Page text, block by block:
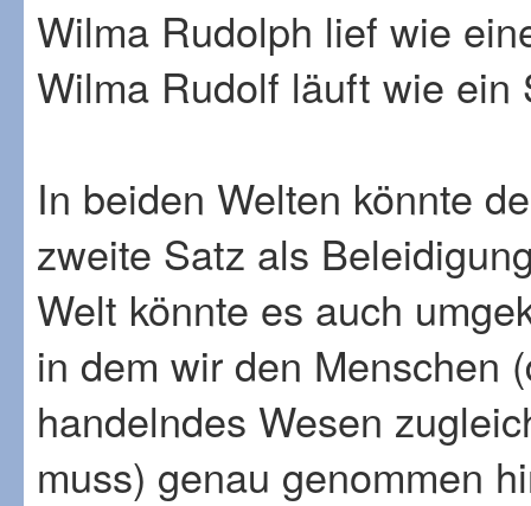
Wilma Rudolph lief wie
Wilma Rudolf läuft wie ein
In beiden Welten könnte
zweite Satz als
Welt könnte es auch
in dem wir den Menschen
handelndes Wesen
muss) genau genommen